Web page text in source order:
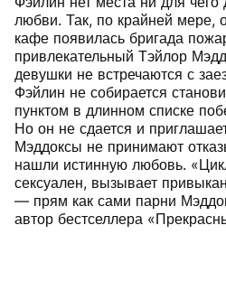
любви. Так, по крайней мере,
кафе появилась бригада
привлекательный Тэйлор
девушки не встречаются с
Фэйлин не собирается
пунктом в длинном списке
Но он не сдается и
Мэддоксы не принимают
нашли истинную любовь.
сексуален, вызывает
— прям как сами парни
автор бестселлера